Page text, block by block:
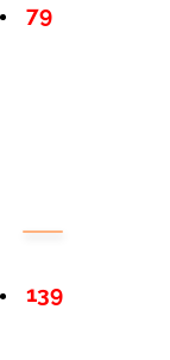
79
139